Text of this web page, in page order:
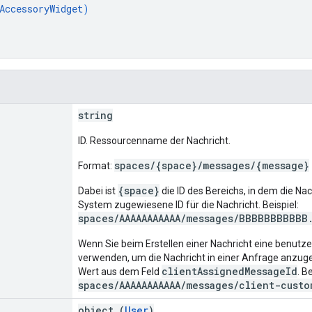
AccessoryWidget)
string
ID. Ressourcenname der Nachricht.
Format: spaces/{space}/messages/{message}
Dabei ist {space} die ID des Bereichs, in dem die
System zugewiesene ID für die Nachricht. Beispiel:
spaces/AAAAAAAAAAA/messages/
Wenn Sie beim Erstellen einer Nachricht eine
verwenden, um die Nachricht in einer Anfrage
Wert aus dem Feld clientAssignedMessageId .
spaces/AAAAAAAAAAA/messages/client-